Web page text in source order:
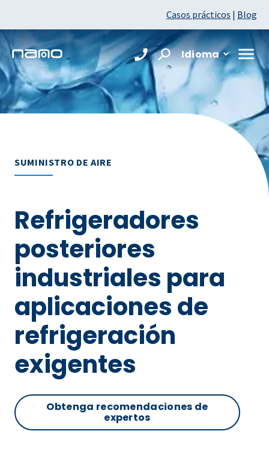
Casos prácticos | Blog
Idioma
SUMINISTRO DE AIRE
Refrigeradores
posteriores
industriales para
aplicaciones de
refrigeración
exigentes
Obtenga recomendaciones de
expertos